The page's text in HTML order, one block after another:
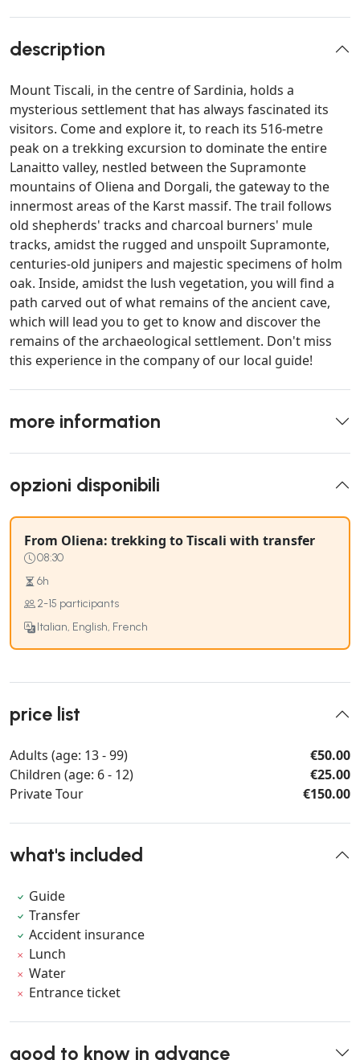
description
Mount Tiscali, in the centre of Sardinia, holds a
mysterious settlement that has always fascinated its
visitors. Come and explore it, to reach its 516-metre
peak on a trekking excursion to dominate the entire
Lanaitto valley, nestled between the Supramonte
mountains of Oliena and Dorgali, the gateway to the
innermost areas of the Karst massif. The trail follows
old shepherds' tracks and charcoal burners' mule
tracks, amidst the rugged and unspoilt Supramonte,
centuries-old junipers and majestic specimens of holm
oak. Inside, amidst the lush vegetation, you will find a
path carved out of what remains of the ancient cave,
which will lead you to get to know and discover the
remains of the archaeological settlement. Don't miss
this experience in the company of our local guide!
more information
opzioni disponibili
From Oliena: trekking to Tiscali with transfer
08:30
6h
2-15 participants
Italian, English, French
price list
Adults (age: 13 - 99)
€50.00
Children (age: 6 - 12)
€25.00
Private Tour
€150.00
what's included
Guide
Transfer
Accident insurance
Lunch
Water
Entrance ticket
good to know in advance